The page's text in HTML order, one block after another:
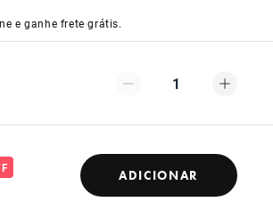
e ganhe frete grátis.
1
ADICIONAR